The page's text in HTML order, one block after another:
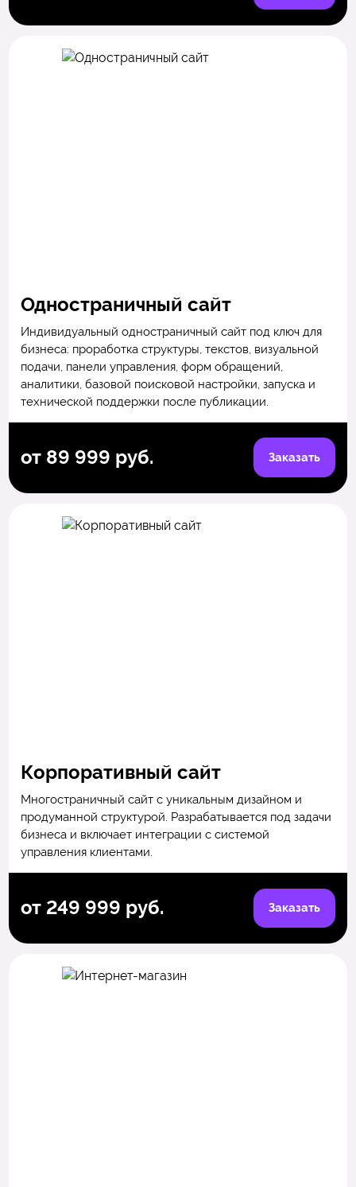
Одностраничный сайт
Индивидуальный одностраничный сайт под ключ для
бизнеса: проработка структуры, текстов, визуальной
подачи, панели управления, форм обращений,
аналитики, базовой поисковой настройки, запуска и
технической поддержки после публикации.
от 89 999 руб. Заказать
Корпоративный сайт
Многостраничный сайт с уникальным дизайном и
продуманной структурой. Разрабатывается под задачи
бизнеса и включает интеграции с системой
управления клиентами.
от 249 999 руб. Заказать